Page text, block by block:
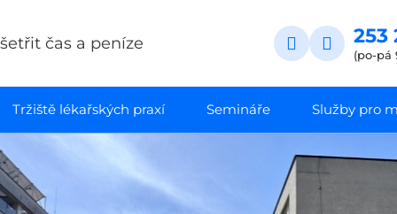
čas a peníze 253
(po-pá
Tržiště lékařských praxí Semináře Služby pro